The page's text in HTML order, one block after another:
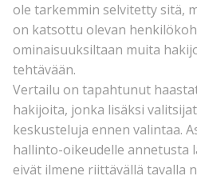
ole tarkemmin selvitetty sitä,
on katsottu olevan
ominaisuuksiltaan muita
tehtävään.
Vertailu on tapahtunut
hakijoita, jonka lisäksi
keskusteluja ennen valintaa.
hallinto-oikeudelle annetusta
eivät ilmene riittävällä tavalla